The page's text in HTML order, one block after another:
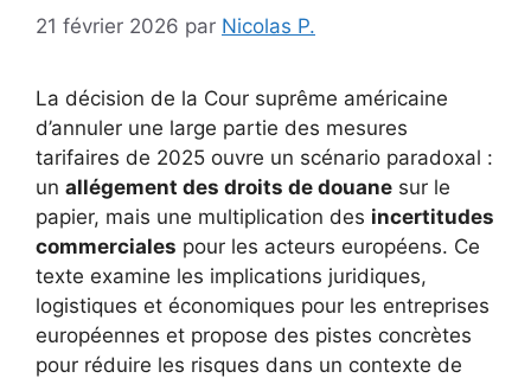
21 février 2026 par Nicolas P.
La décision de la Cour suprême américaine
d’annuler une large partie des mesures
tarifaires de 2025 ouvre un scénario paradoxal :
un allégement des droits de douane sur le
papier, mais une multiplication des incertitudes
commerciales pour les acteurs européens. Ce
texte examine les implications juridiques,
logistiques et économiques pour les entreprises
européennes et propose des pistes concrètes
pour réduire les risques dans un contexte de